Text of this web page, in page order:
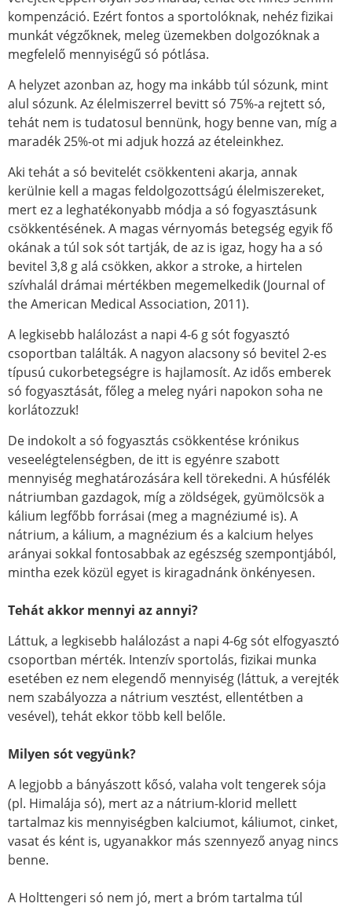
kompenzáció. Ezért fontos a sportolóknak, nehéz fizikai
munkát végzőknek, meleg üzemekben dolgozóknak a
megfelelő mennyiségű só pótlása.
A helyzet azonban az, hogy ma inkább túl sózunk, mint
alul sózunk. Az élelmiszerrel bevitt só 75%-a rejtett só,
tehát nem is tudatosul bennünk, hogy benne van, míg a
maradék 25%-ot mi adjuk hozzá az ételeinkhez.
Aki tehát a só bevitelét csökkenteni akarja, annak
kerülnie kell a magas feldolgozottságú élelmiszereket,
mert ez a leghatékonyabb módja a só fogyasztásunk
csökkentésének. A magas vérnyomás betegség egyik fő
okának a túl sok sót tartják, de az is igaz, hogy ha a só
bevitel 3,8 g alá csökken, akkor a stroke, a hirtelen
szívhalál drámai mértékben megemelkedik (Journal of
the American Medical Association, 2011).
A legkisebb halálozást a napi 4-6 g sót fogyasztó
csoportban találták. A nagyon alacsony só bevitel 2-es
típusú cukorbetegségre is hajlamosít. Az idős emberek
só fogyasztását, főleg a meleg nyári napokon soha ne
korlátozzuk!
De indokolt a só fogyasztás csökkentése krónikus
veseelégtelenségben, de itt is egyénre szabott
mennyiség meghatározására kell törekedni. A húsfélék
nátriumban gazdagok, míg a zöldségek, gyümölcsök a
kálium legfőbb forrásai (meg a magnéziumé is). A
nátrium, a kálium, a magnézium és a kalcium helyes
arányai sokkal fontosabbak az egészség szempontjából,
mintha ezek közül egyet is kiragadnánk önkényesen.
Tehát akkor mennyi az annyi?
Láttuk, a legkisebb halálozást a napi 4-6g sót elfogyasztó
csoportban mérték. Intenzív sportolás, fizikai munka
esetében ez nem elegendő mennyiség (láttuk, a verejték
nem szabályozza a nátrium vesztést, ellentétben a
vesével), tehát ekkor több kell belőle.
Milyen sót vegyünk?
A legjobb a bányászott kősó, valaha volt tengerek sója
(pl. Himalája só), mert az a nátrium-klorid mellett
tartalmaz kis mennyiségben kalciumot, káliumot, cinket,
vasat és ként is, ugyanakkor más szennyező anyag nincs
benne.
A Holttengeri só nem jó, mert a bróm tartalma túl